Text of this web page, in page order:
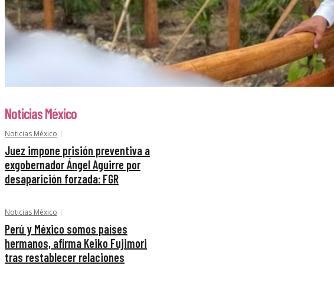
Noticias México
Noticias México
Juez impone prisión preventiva a
exgobernador Ángel Aguirre por
desaparición forzada: FGR
Noticias México
Perú y México somos países
hermanos, afirma Keiko Fujimori
tras restablecer relaciones